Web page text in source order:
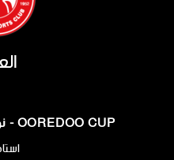
OOREDOO CUP - نوفمبر 8, 2021 - 6:10 م